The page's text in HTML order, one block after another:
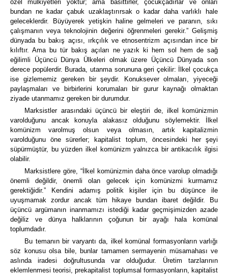
özel mülkiyetleri yoktur; ama basittirler, çocukçadırlar ve onları
bundan ne kadar çabuk uzaklaştırırsak o kadar daha varlıklı hale
geleceklerdir. Büyüyerek yetişkin haline gelmeleri ve paranın, sıkı
çalışmanın veya teknolojinin değerini öğrenmeleri gerekir.” Gelişmiş
dünyada bu bakış açısı, ırkçılık ve etnosentrizm açısından ince bir
kılıftır. Ama bu tür bakış açıları ne yazık ki hem sol hem de sağ
eğilimli Üçüncü Dünya Ülkeleri olmak üzere Üçüncü Dünyada son
derece popülerdir. Burada, utanma sorununa geri çekilir: İlkel çocukça
ise gizlememiz gereken bir şeydir.
Konuksever olmaları, yiyeceği
paylaşmaları ve birbirlerini korumaları bir gurur kaynağı olmaktan
ziyade utanmamız gereken bir durumdur.
Marksistler arasındaki üçüncü bir eleştiri de, ilkel komünizmin
varolduğunu ancak konuyla alakasız olduğunu söylemektir. İlkel
komünizm varolmuş olsun veya olmasın, artık kapitalizmin
varolduğunu öne sürerler; kapitalist toplum, öncesindeki her şeyi
süpürmüştür, bu yüzden ilkel komünizm yalnızca bir antikacılık ilgisi
olabilir.
Marksistlere göre, “İlkel komünizmin daha önce varolup olmadığı
önemli değildir, önemli olan gelecek için komünizmi kurmamız
gerektiğidir.”
Kendini adamış politik kişiler için bu düşünce ile
uyuşmamak zordur ancak tüm hikaye bundan ibaret değildir.
Bu
üçüncü argümanın inanmamızı istediği kadar geçmişimizden azade
değiliz ve dünya halklarının çoğunun bir ayağı hala komünal
toplumdadır.
Bu temanın bir varyantı da, ilkel komünal formasyonların varlığı
söz konusu olsa bile, bunlar tamamen sermayenin müsamahası ve
aslında iradesi doğrultusunda var olduğudur.
Üretim tarzlarının
eklemlenmesi teorisi, prekapitalist toplumsal formasyonların, kapitalist